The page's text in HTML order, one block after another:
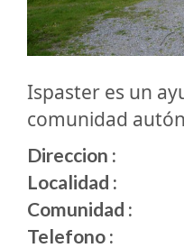
Ispaster es un
comunidad
Direccion :
Localidad :
Comunidad :
Telefono :